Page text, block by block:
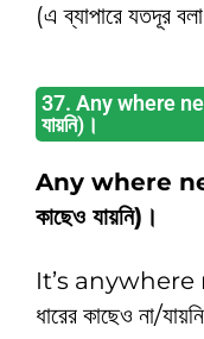
(এ ব্যাপারে যতদূর
37. Any where
যায়নি)।
Any where
কাছেও যায়নি)।
It’s anywhere
ধারের কাছেও না/